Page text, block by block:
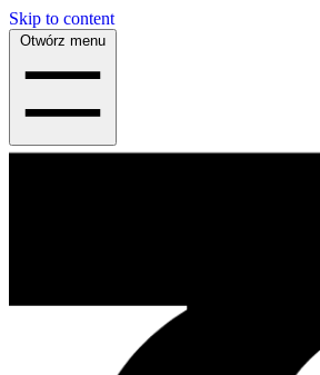
Skip to content
Otwórz menu